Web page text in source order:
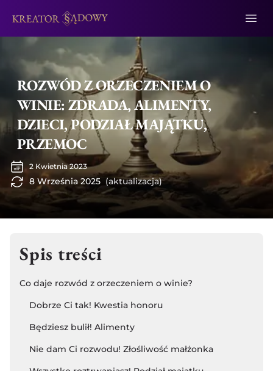
ROZWÓD Z ORZECZENIEM O
WINIE: ZDRADA, ALIMENTY,
DZIECI, PODZIAŁ MAJĄTKU,
PRZEMOC
2 Kwietnia 2023
8 Września 2025 (aktualizacja)
Spis treści
Co daje rozwód z orzeczeniem o winie?
Dobrze Ci tak! Kwestia honoru
Będziesz bulił! Alimenty
Nie dam Ci rozwodu! Złośliwość małżonka